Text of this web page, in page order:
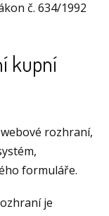
č. 634/1992
kupní
rozhraní,
formuláře.
je